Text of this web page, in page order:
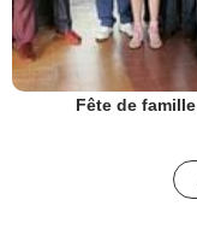
Fête de famille